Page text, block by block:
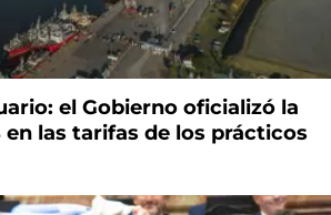
el Gobierno oficializó la
en las tarifas de los prácticos